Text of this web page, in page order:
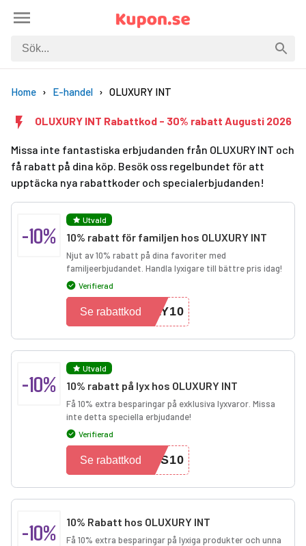
Home E-handel OLUXURY INT
OLUXURY INT Rabattkod - 30% rabatt Augusti 2026
Missa inte fantastiska erbjudanden från OLUXURY INT och
få rabatt på dina köp. Besök oss regelbundet för att
upptäcka nya rabattkoder och specialerbjudanden!
-10%
Utvald
10% rabatt för familjen hos OLUXURY INT
Njut av 10% rabatt på dina favoriter med
familjeerbjudandet. Handla lyxigare till bättre pris idag!
Verifierad
LY10
Se rabattkod
-10%
Utvald
10% rabatt på lyx hos OLUXURY INT
Få 10% extra besparingar på exklusiva lyxvaror. Missa
inte detta speciella erbjudande!
Verifierad
NS10
Se rabattkod
-10% 10% Rabatt hos OLUXURY INT
Få 10% extra besparingar på lyxiga produkter och unna